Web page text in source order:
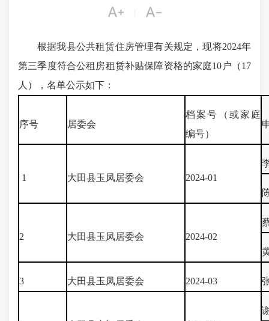
 
根据我县公共租赁住房管理有关规定，现将2024年
第三季度符合公租房租赁补贴保障资格的家庭10户（17
人），名单公示如下：
序号 居委会
档案号（或家庭
编号）
1 大田县玉凤居委会 2024-01
2 大田县玉凤居委会 2024-02
3 大田县玉凤居委会 2024-03